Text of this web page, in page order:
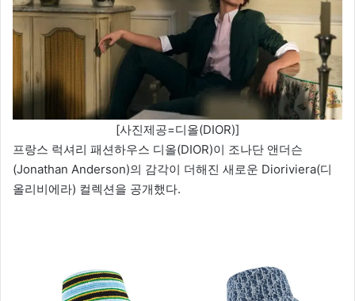
[사진제공=디올(DIOR)]
프랑스 럭셔리 패션하우스 디올(DIOR)이 조나단 앤더슨
(Jonathan Anderson)의 감각이 더해진 새로운 Dioriviera(디
올리비에라) 컬렉션을 공개했다.